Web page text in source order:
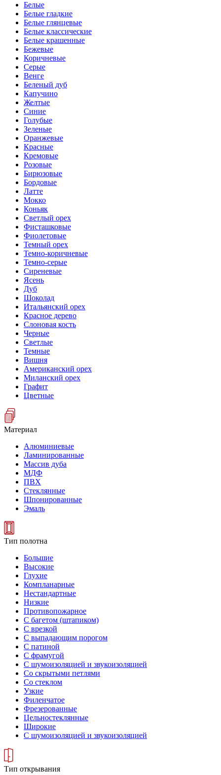
Белые
Белые гладкие
Белые глянцевые
Белые классические
Белые крашенные
Бежевые
Коричневые
Серые
Венге
Беленый дуб
Капучино
Желтые
Синие
Голубые
Зеленые
Оранжевые
Красные
Кремовые
Розовые
Бирюзовые
Бордовые
Латте
Мокко
Коньяк
Светлый орех
Фисташковые
Фиолетовые
Темный орех
Темно-коричневые
Темно-серые
Сиреневые
Ясень
Дуб
Шоколад
Итальянский орех
Красное дерево
Слоновая кость
Черные
Светлые
Темные
Вишня
Американский орех
Миланский орех
Графит
Цветные
Материал
Алюминиевые
Ламинированные
Массив дуба
МДФ
ПВХ
Стеклянные
Шпонированные
Эмаль
Тип полотна
Большие
Высокие
Глухие
Компланарные
Нестандартные
Низкие
Противопожарное
С багетом (штапиком)
С врезкой
С выпадающим порогом
С патиной
С фрамугой
С шумоизоляцией и звукоизоляцией
Со скрытыми петлями
Со стеклом
Узкие
Филенчатое
Фрезерованные
Цельностеклянные
Широкие
С шумоизоляцией и звукоизоляцией
Тип открывания